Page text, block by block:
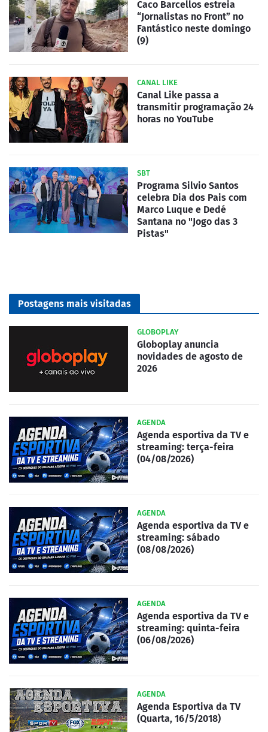
Caco Barcellos estreia
“Jornalistas no Front” no
Fantástico neste domingo
(9)
CANAL LIKE
Canal Like passa a
transmitir programação 24
horas no YouTube
SBT
Programa Silvio Santos
celebra Dia dos Pais com
Marco Luque e Dedé
Santana no "Jogo das 3
Pistas"
Postagens mais visitadas
GLOBOPLAY
Globoplay anuncia
novidades de agosto de
2026
AGENDA
Agenda esportiva da TV e
streaming: terça-feira
(04/08/2026)
AGENDA
Agenda esportiva da TV e
streaming: sábado
(08/08/2026)
AGENDA
Agenda esportiva da TV e
streaming: quinta-feira
(06/08/2026)
AGENDA
Agenda Esportiva da TV
(Quarta, 16/5/2018)